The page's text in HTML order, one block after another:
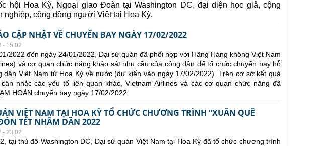
hội Hoa Kỳ, Ngoại giao Đoàn tại Washington DC, đại diện học giả, cộng
nghiệp, cộng đồng người Việt tại Hoa Kỳ.
CẬP NHẬT VỀ CHUYẾN BAY NGÀY 17/02/2022
- 15:02
2022 đến ngày 24/01/2022, Đại sứ quán đã phối hợp với Hãng Hàng không Việt Nam
và cơ quan chức năng khảo sát nhu cầu của công dân để tổ chức chuyến bay hỗ
dân Việt Nam từ Hoa Kỳ về nước (dự kiến vào ngày 17/02/2022). Trên cơ sở kết quả
nhắc các yếu tố liên quan khác, Vietnam Airlines và các cơ quan chức năng đã
HOÃN chuyến bay ngày 17/02/2022.
VIỆT NAM TẠI HOA KỲ TỔ CHỨC CHƯƠNG TRÌNH “XUÂN QUÊ
TẾT NHÂM DẦN 2022
- 23:02
tại thủ đô Washington DC, Đại sứ quán Việt Nam tại Hoa Kỳ đã tổ chức chương trình